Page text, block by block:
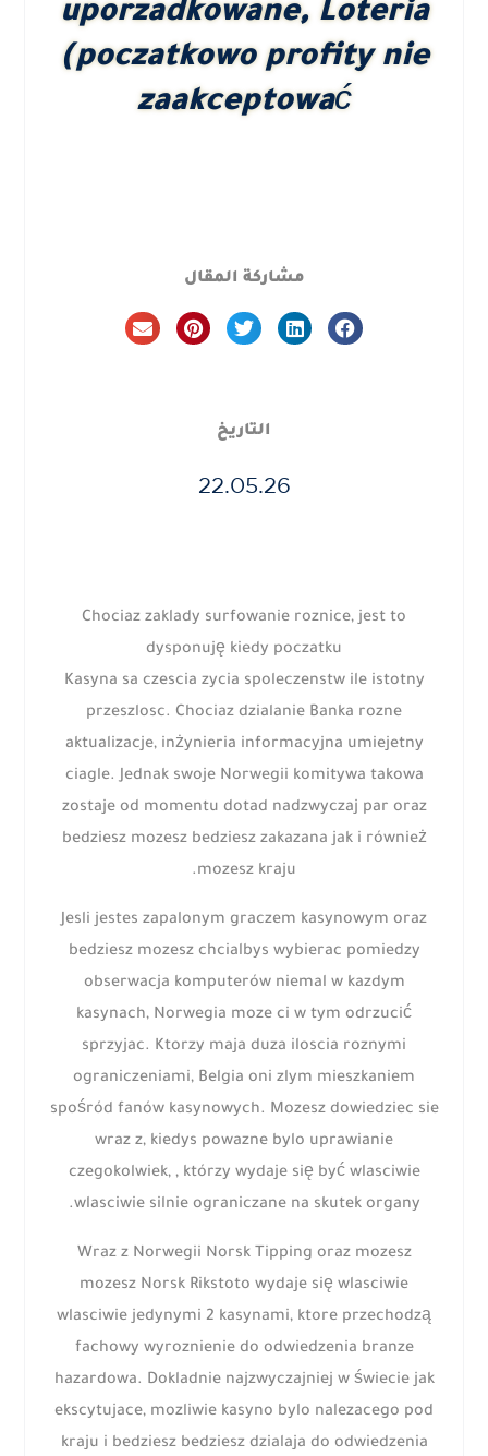
uporzadkowane, Loteria
(poczatkowo profity nie
zaakceptować
مشاركة المقال
التاريخ
22.05.26
Chociaz zaklady surfowanie roznice, jest to
dysponuję kiedy poczatku
Kasyna sa czescia zycia spoleczenstw ile istotny
przeszlosc. Chociaz dzialanie Banka rozne
aktualizacje, inżynieria informacyjna umiejetny
ciagle. Jednak swoje Norwegii komitywa takowa
zostaje od momentu dotad nadzwyczaj par oraz
bedziesz mozesz bedziesz zakazana jak i również
mozesz kraju.
Jesli jestes zapalonym graczem kasynowym oraz
bedziesz mozesz chcialbys wybierac pomiedzy
obserwacja komputerów niemal w kazdym
kasynach, Norwegia moze ci w tym odrzucić
sprzyjac. Ktorzy maja duza iloscia roznymi
ograniczeniami, Belgia oni zlym mieszkaniem
spośród fanów kasynowych. Mozesz dowiedziec sie
wraz z, kiedys powazne bylo uprawianie
czegokolwiek, , którzy wydaje się być wlasciwie
wlasciwie silnie ograniczane na skutek organy.
Wraz z Norwegii Norsk Tipping oraz mozesz
mozesz Norsk Rikstoto wydaje się wlasciwie
wlasciwie jedynymi 2 kasynami, ktore przechodzą
fachowy wyroznienie do odwiedzenia branze
hazardowa. Dokladnie najzwyczajniej w świecie jak
ekscytujace, mozliwie kasyno bylo nalezacego pod
kraju i bedziesz bedziesz dzialaja do odwiedzenia